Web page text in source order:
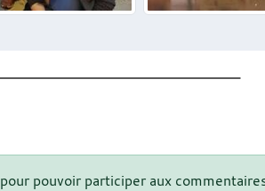
pour pouvoir participer aux